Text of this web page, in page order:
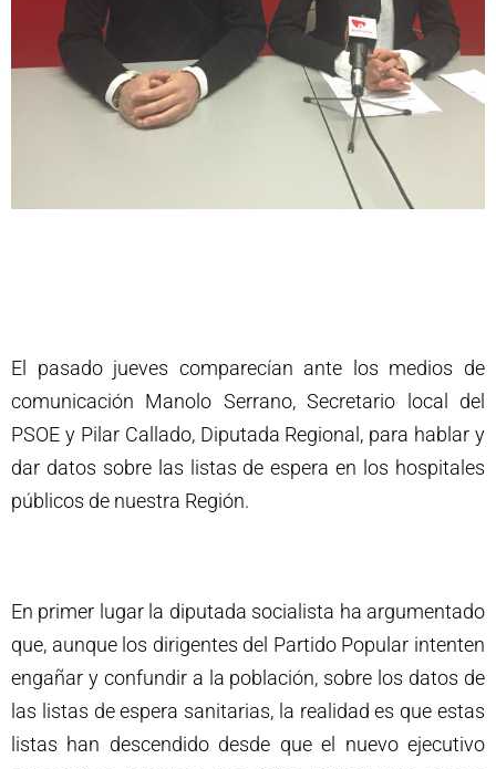
El pasado jueves comparecían ante los medios de
comunicación Manolo Serrano, Secretario local del
PSOE y Pilar Callado, Diputada Regional, para hablar y
dar datos sobre las listas de espera en los hospitales
públicos de nuestra Región.
En primer lugar la diputada socialista ha argumentado
que, aunque los dirigentes del Partido Popular intenten
engañar y confundir a la población, sobre los datos de
las listas de espera sanitarias, la realidad es que estas
listas han descendido desde que el nuevo ejecutivo